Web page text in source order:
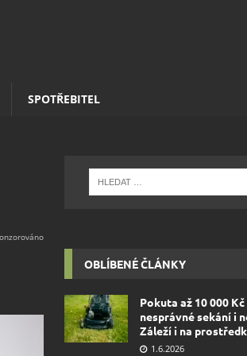
SPOTŘEBITEL
OBLÍBENÉ ČLÁNKY
Pokuta až 10 000
nesprávné sekání i
Záleží i na
1.6.2026